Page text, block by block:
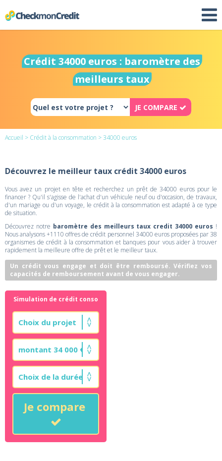
Crédit 34000 euros : baromètre des
meilleurs taux
JE COMPARE
Accueil > Crédit à la consommation > 34000 euros
Découvrez le meilleur taux crédit 34000 euros
Vous avez un projet en tête et recherchez un prêt de 34000 euros pour le
financer ? Qu'il s'agisse de l'achat d'un véhicule neuf ou d'occasion, de travaux,
d'un mariage ou d'un voyage, le crédit à la consommation est adapté à ce type
de situation.
Découvrez notre baromètre des meilleurs taux credit 34000 euros !
Nous analysons +1110 offres de crédit personnel 34000 euros proposées par 38
organismes de crédit à la consommation et banques pour vous aider à trouver
rapidement la meilleure offre de prêt et le meilleur taux.
Un crédit vous engage et doit être remboursé. Vérifiez vos
capacités de remboursement avant de vous engager.
Simulation de crédit conso
Je compare